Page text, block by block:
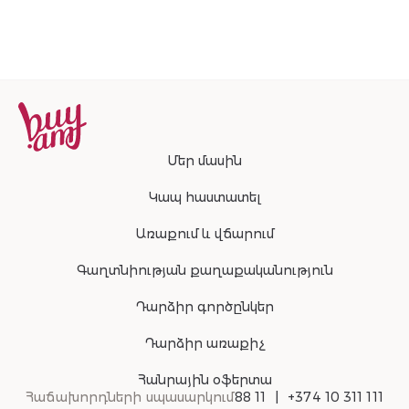
Մեր մասին
Կապ հաստատել
Առաքում և վճարում
Գաղտնիության քաղաքականություն
Դարձիր գործընկեր
Դարձիր առաքիչ
Հանրային օֆերտա
Հաճախորդների սպասարկում88 11 +374 10 311 111